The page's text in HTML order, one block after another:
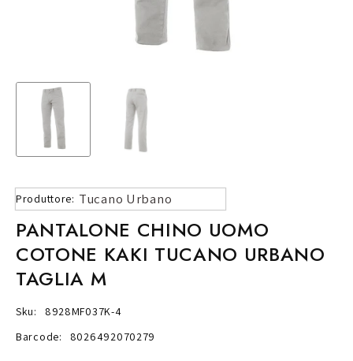
Produttore: Tucano Urbano
PANTALONE CHINO UOMO
COTONE KAKI TUCANO URBANO
TAGLIA M
Sku:
8928MF037K-4
Barcode:
8026492070279